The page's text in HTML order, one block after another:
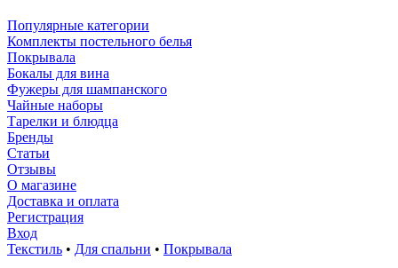
Популярные категории
Комплекты постельного белья
Покрывала
Бокалы для вина
Фужеры для шампанского
Чайные наборы
Тарелки и блюдца
Бренды
Статьи
Отзывы
О магазине
Доставка и оплата
Регистрация
Вход
Текстиль • Для спальни • Покрывала